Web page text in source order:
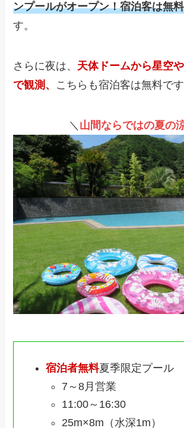
ンプールがオープン！宿泊客は無
す。
さらに夜は、 天体ドームから星空
で観測 、 こちらも宿泊客は無料で
＼ 山間ならではの夏の
宿泊者無料夏季限定プール
7～8月営業
11:00～16:30
25m×8m（水深1m）